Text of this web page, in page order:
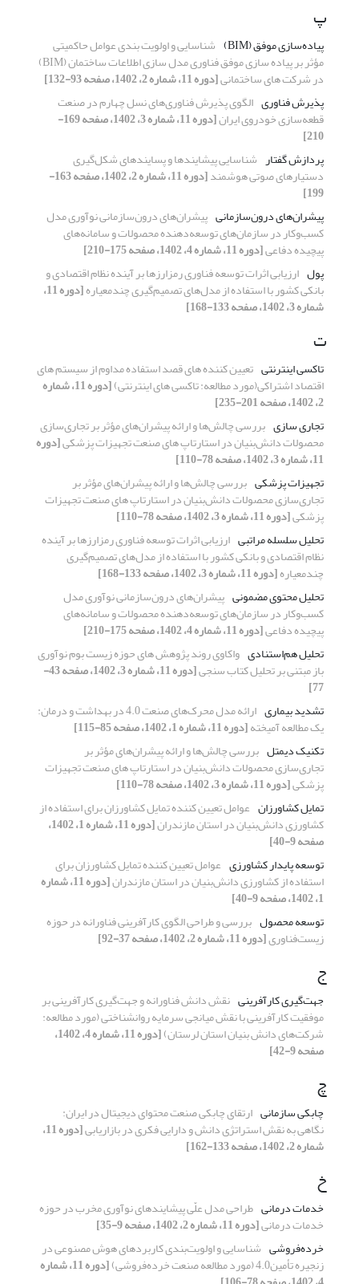
پ
پیاده‌سازی موفق (BIM) شناسایی و اولویت بندی عوامل حاکمیتی
مؤثر بر پیاده سازی موفق فناوری مدل سازی اطلاعات ساختمان (BIM)
در شرکت های ساختمانی[دوره 11، شماره 2، 1402، صفحه 93-132]
پذیرش فناوری الگوی پذیرش فناوری‌های نسل چهارم در صنعت
قطعه‌‌سازی خودروی ایران [دوره 11، شماره 3، 1402، صفحه 169-
210]
پردازش گفتار شناسایی پیشایندها و پسایندهای شکل‌گیری
دستیارهای صوتی هوشمند [دوره 11، شماره 2، 1402، صفحه 163-
199]
پیشران‌های درون‌سازمانی پیشران‌های درون‌سازمانی نوآوری مدل
کسب‌وکار در سازمان‌های توسعه‌دهنده محصولات و سامانه‌های
پیچیده دفاعی[دوره 11، شماره 4، 1402، صفحه 175-210]
پول ارزیابی اثرات توسعه فناوری رمزارزها بر آینده نظام اقتصادی و
بانکی کشور با استفاده از مدل‌های تصمیم‌گیری چندمعیاره [دوره 11،
شماره 3، 1402، صفحه 133-168]
ت
تاکسی اینترنتی تعیین کننده های قصد استفاده مداوم از سیستم های
اقتصاد اشتراکی(مورد مطالعه: تاکسی های اینترنتی) [دوره 11، شماره
2، 1402، صفحه 201-235]
تجاری سازی بررسی چالش‌ها و ارائه پیشران‌های مؤثر بر تجاری‌سازی
محصولات دانش‌بنیان در استارتاپ های صنعت تجهیزات پزشکی[دوره
11، شماره 3، 1402، صفحه 78-110]
تجهیزات پزشکی بررسی چالش‌ها و ارائه پیشران‌های مؤثر بر
تجاری‌سازی محصولات دانش‌بنیان در استارتاپ های صنعت تجهیزات
پزشکی[دوره 11، شماره 3، 1402، صفحه 78-110]
تحلیل سلسله مراتبی ارزیابی اثرات توسعه فناوری رمزارزها بر آینده
نظام اقتصادی و بانکی کشور با استفاده از مدل‌های تصمیم‌گیری
چندمعیاره[دوره 11، شماره 3، 1402، صفحه 133-168]
تحلیل محتوی مضمونی پیشران‌های درون‌سازمانی نوآوری مدل
کسب‌وکار در سازمان‌های توسعه‌دهنده محصولات و سامانه‌های
پیچیده دفاعی[دوره 11، شماره 4، 1402، صفحه 175-210]
تحلیل هم‌استنادی واکاوی روند پژوهش های حوزه زیست بوم نوآوری
باز مبتنی بر تحلیل کتاب سنجی [دوره 11، شماره 3، 1402، صفحه 43-
77]
تشدید بیماری
ارائه مدل محرک‌های صنعت 4.0 در بهداشت و درمان:
یک مطالعه آمیخته[دوره 11، شماره 1، 1402، صفحه 85-115]
تکنیک دیمتل بررسی چالش‌ها و ارائه پیشران‌های مؤثر بر
تجاری‌سازی محصولات دانش‌بنیان در استارتاپ های صنعت تجهیزات
پزشکی[دوره 11، شماره 3، 1402، صفحه 78-110]
تمایل کشاورزان عوامل تعیین کننده تمایل کشاورزان برای استفاده از
کشاورزی دانش‌بنیان در استان مازندران [دوره 11، شماره 1، 1402،
صفحه 9-40]
توسعه پایدار کشاورزی عوامل تعیین کننده تمایل کشاورزان برای
استفاده از کشاورزی دانش‌بنیان در استان مازندران [دوره 11، شماره
1، 1402، صفحه 9-40]
توسعه محصول بررسی و طراحی الگوی ‌کارآفرینی فناورانه در حوزه
زیست‌فناوری[دوره 11، شماره 2، 1402، صفحه 37-92]
ج
جهت‌گیری کارآفرینی نقش دانش فناورانه و جهت‌گیری کارآفرینی بر
موفقیت کارآفرینی با نقش میانجی سرمایه روانشناختی (مورد مطالعه:
شرکت‌های دانش بنیان استان لرستان) [دوره 11، شماره 4، 1402،
صفحه 9-42]
چ
چابکی سازمانی ارتقای چابکی صنعت محتوای دیجیتال در ایران:
نگاهی به نقش استراتژی دانش و دارایی فکری در بازاریابی [دوره 11،
شماره 2، 1402، صفحه 133-162]
خ
خدمات درمانی طراحی مدل علّی پیشایندهای نوآوری مخرب در حوزه
خدمات درمانی[دوره 11، شماره 2، 1402، صفحه 9-35]
خرده‌فروشی شناسایی و اولویت‌بندی کاربردهای هوش مصنوعی در
زنجیره تأمین4.0 (مورد مطالعه صنعت خرده‌فروشی) [دوره 11، شماره